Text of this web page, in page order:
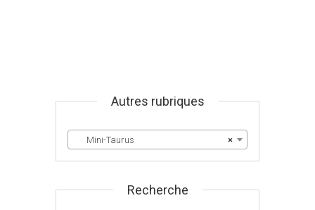
Autres rubriques
×
Mini-Taurus
Recherche